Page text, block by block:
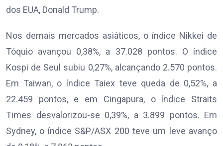
dos EUA, Donald Trump.
Nos demais mercados asiáticos, o índice Nikkei de
Tóquio avançou 0,38%, a 37.028 pontos. O índice
Kospi de Seul subiu 0,27%, alcançando 2.570 pontos.
Em Taiwan, o índice Taiex teve queda de 0,52%, a
22.459 pontos, e em Cingapura, o índice Straits
Times desvalorizou-se 0,39%, a 3.899 pontos. Em
Sydney, o índice S&P/ASX 200 teve um leve avanço